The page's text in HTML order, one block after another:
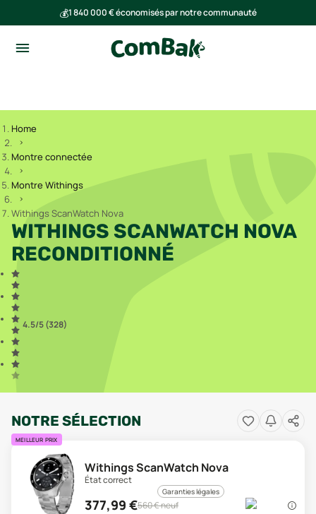
💰1 840 000 € économisés par notre communauté
Home
Montre connectée
Montre Withings
Withings ScanWatch Nova
WITHINGS SCANWATCH NOVA
RECONDITIONNÉ
4.5/5 (328)
NOTRE SÉLECTION
MEILLEUR PRIX
Withings ScanWatch Nova
État correct
Garanties légales
377,99 €560€ neuf